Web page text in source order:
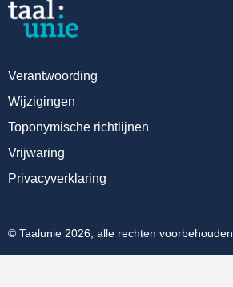
Verantwoording
Wijzigingen
Toponymische richtlijnen
Vrijwaring
Privacyverklaring
© Taalunie 2026, alle rechten voorbehouden.